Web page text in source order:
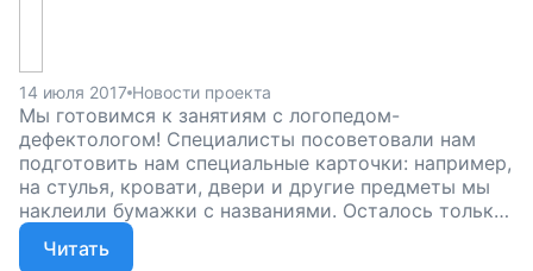
14 июля 2017 Новости проекта
Мы готовимся к занятиям с логопедом-
дефектологом! Специалисты посоветовали нам
подготовить нам специальные карточки: например,
на стулья, кровати, двери и другие предметы мы
наклеили бумажки с названиями. Осталось только
начать занятия. Помогите нашим подопечным
заговорить, поддержите наш проект!
Читать